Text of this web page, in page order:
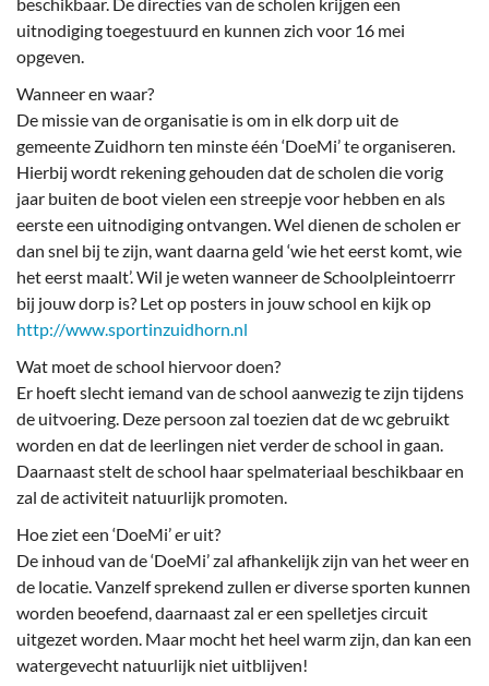
uitnodiging toegestuurd en kunnen zich voor 16 mei
opgeven.
Wanneer en waar?
De missie van de organisatie is om in elk dorp uit de
gemeente Zuidhorn ten minste één ‘DoeMi’ te organiseren.
Hierbij wordt rekening gehouden dat de scholen die vorig
jaar buiten de boot vielen een streepje voor hebben en als
eerste een uitnodiging ontvangen. Wel dienen de scholen er
dan snel bij te zijn, want daarna geld ‘wie het eerst komt, wie
het eerst maalt’. Wil je weten wanneer de Schoolpleintoerrr
bij jouw dorp is? Let op posters in jouw school en kijk op
http://www.sportinzuidhorn.nl
Wat moet de school hiervoor doen?
Er hoeft slecht iemand van de school aanwezig te zijn tijdens
de uitvoering. Deze persoon zal toezien dat de wc gebruikt
worden en dat de leerlingen niet verder de school in gaan.
Daarnaast stelt de school haar spelmateriaal beschikbaar en
zal de activiteit natuurlijk promoten.
Hoe ziet een ‘DoeMi’ er uit?
De inhoud van de ‘DoeMi’ zal afhankelijk zijn van het weer en
de locatie. Vanzelf sprekend zullen er diverse sporten kunnen
worden beoefend, daarnaast zal er een spelletjes circuit
uitgezet worden. Maar mocht het heel warm zijn, dan kan een
watergevecht natuurlijk niet uitblijven!